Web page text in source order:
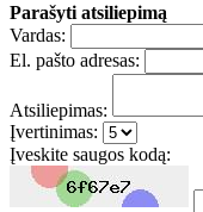
Parašyti atsiliepimą
Vardas:
El. pašto adresas:
Atsiliepimas:
Įvertinimas:
Įveskite saugos kodą: